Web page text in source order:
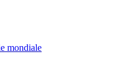
mondiale